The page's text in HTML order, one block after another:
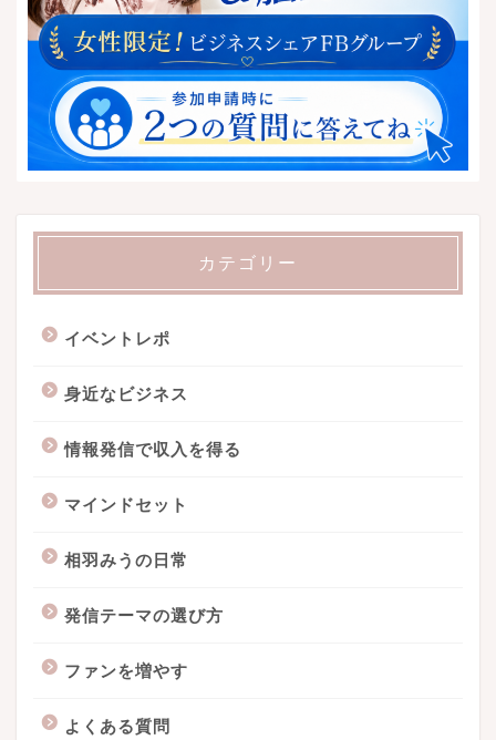
カテゴリー
イベントレポ
身近なビジネス
情報発信で収入を得る
マインドセット
相羽みうの日常
発信テーマの選び方
ファンを増やす
よくある質問